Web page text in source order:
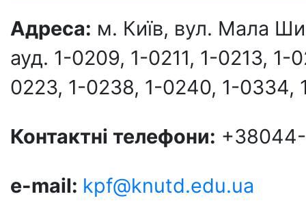
Адреса: м. Київ, вул. Мала
ауд. 1-0209, 1-0211, 1-0213, 1-
0223, 1-0238, 1-0240, 1-0334,
Контактні телефони:
e-mail: kpf@knutd.edu.ua